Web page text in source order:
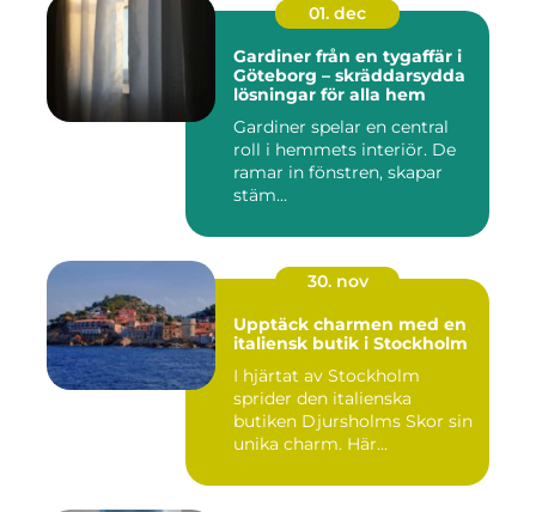
01. dec
Gardiner från en tygaffär i
Göteborg – skräddarsydda
lösningar för alla hem
Gardiner spelar en central
roll i hemmets interiör. De
ramar in fönstren, skapar
stäm...
30. nov
Upptäck charmen med en
italiensk butik i Stockholm
I hjärtat av Stockholm
sprider den italienska
butiken Djursholms Skor sin
unika charm. Här...